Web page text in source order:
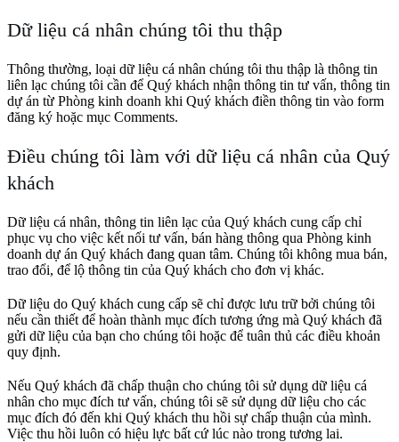
Dữ liệu cá nhân chúng tôi thu thập
Thông thường, loại dữ liệu cá nhân chúng tôi thu thập là thông tin
liên lạc chúng tôi cần để Quý khách nhận thông tin tư vấn, thông tin
dự án từ Phòng kinh doanh khi Quý khách điền thông tin vào form
đăng ký hoặc mục Comments.
Điều chúng tôi làm với dữ liệu cá nhân của Quý
khách
Dữ liệu cá nhân, thông tin liên lạc của Quý khách cung cấp chỉ
phục vụ cho việc kết nối tư vấn, bán hàng thông qua Phòng kinh
doanh dự án Quý khách đang quan tâm. Chúng tôi không mua bán,
trao đổi, để lộ thông tin của Quý khách cho đơn vị khác.
Dữ liệu do Quý khách cung cấp sẽ chỉ được lưu trữ bởi chúng tôi
nếu cần thiết để hoàn thành mục đích tương ứng mà Quý khách đã
gửi dữ liệu của bạn cho chúng tôi hoặc để tuân thủ các điều khoản
quy định.
Nếu Quý khách đã chấp thuận cho chúng tôi sử dụng dữ liệu cá
nhân cho mục đích tư vấn, chúng tôi sẽ sử dụng dữ liệu cho các
mục đích đó đến khi Quý khách thu hồi sự chấp thuận của mình.
Việc thu hồi luôn có hiệu lực bất cứ lúc nào trong tương lai.